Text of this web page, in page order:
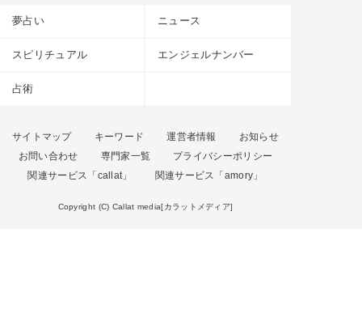
夢占い ニュース
スピリチュアル エンジェルナンバー
占術
サイトマップ キーワード 運営者情報
お知らせ
お問い合わせ
専門家一覧
プライバシーポリシー
関連サービス「callat」
関連サービス「amory」
Copyright (C) Callat media[カラットメディア]